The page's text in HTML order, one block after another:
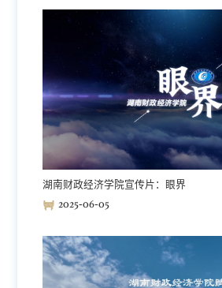
湖南财政经济学院宣传片：眼界
2025-06-05